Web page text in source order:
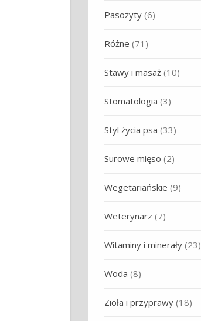
Pasożyty (6)
Różne (71)
Stawy i masaż (10)
Stomatologia (3)
Styl życia psa (33)
Surowe mięso (2)
Wegetariańskie (9)
Weterynarz (7)
Witaminy i minerały (23)
Woda (8)
Zioła i przyprawy (18)